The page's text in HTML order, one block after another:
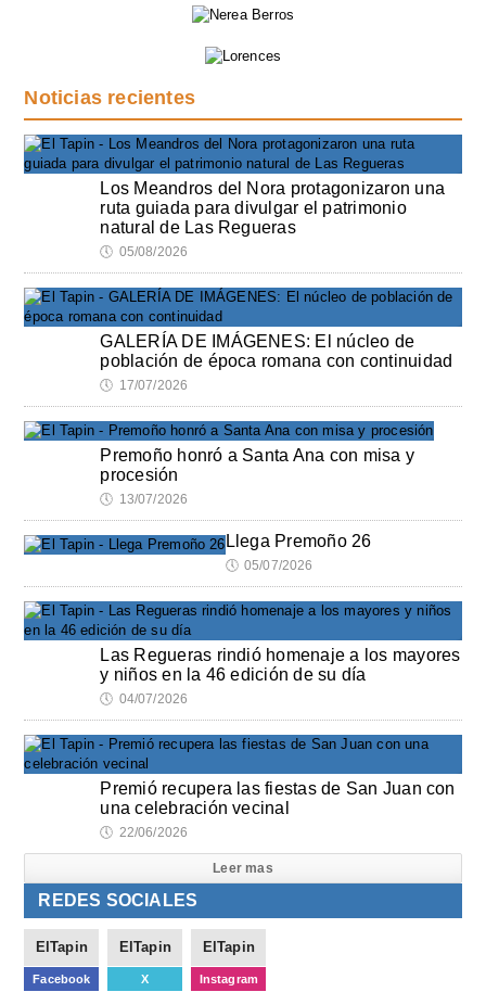
Noticias recientes
Los Meandros del Nora protagonizaron una
ruta guiada para divulgar el patrimonio
natural de Las Regueras
🕔 05/08/2026
GALERÍA DE IMÁGENES: El núcleo de
población de época romana con continuidad
🕔 17/07/2026
Premoño honró a Santa Ana con misa y
procesión
🕔 13/07/2026
Llega Premoño 26
🕔 05/07/2026
Las Regueras rindió homenaje a los mayores
y niños en la 46 edición de su día
🕔 04/07/2026
Premió recupera las fiestas de San Juan con
una celebración vecinal
🕔 22/06/2026
Leer mas
REDES SOCIALES
ElTapin
Facebook
ElTapin
X
ElTapin
Instagram